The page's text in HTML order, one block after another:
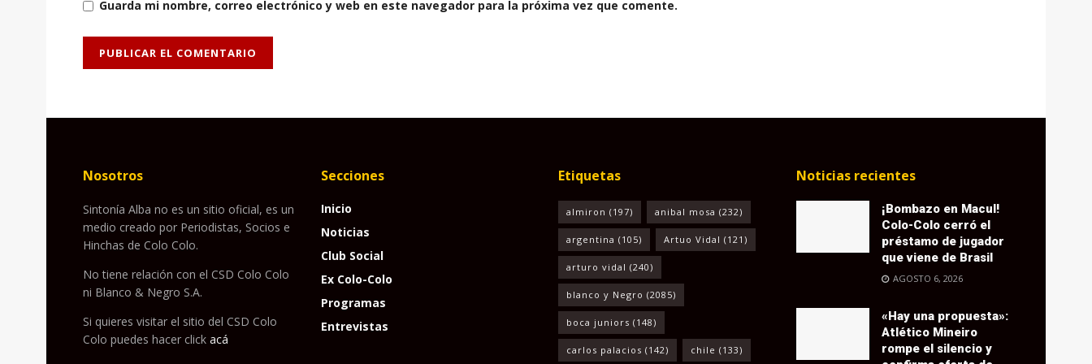
Guarda mi nombre, correo electrónico y web en este navegador para la próxima vez que comente.
Nosotros
Sintonía Alba no es un sitio oficial, es un
medio creado por Periodistas, Socios e
Hinchas de Colo Colo.
No tiene relación con el CSD Colo Colo
ni Blanco & Negro S.A.
Si quieres visitar el sitio del CSD Colo
Colo puedes hacer click acá
Secciones
Inicio
Noticias
Club Social
Ex Colo-Colo
Programas
Entrevistas
Etiquetas
almiron (197) anibal mosa (232)
argentina (105) Artuo Vidal (121)
arturo vidal (240)
blanco y Negro (2085)
boca juniors (148)
carlos palacios (142) chile (133)
Noticias recientes
¡Bombazo en Macul!
Colo-Colo cerró el
préstamo de jugador
que viene de Brasil
AGOSTO 6, 2026
«Hay una propuesta»:
Atlético Mineiro
rompe el silencio y